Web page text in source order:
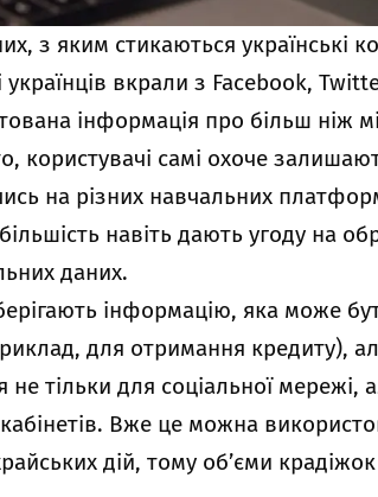
з яким стикаються українські
українців вкрали з Facebook,
інформація про більш ніж
користувачі самі охоче
на різних навчальних
навіть дають угоду на
даних.
інформацію, яка може
для отримання кредиту),
не тільки для соціальної мережі,
Вже це можна
дій, тому об’єми